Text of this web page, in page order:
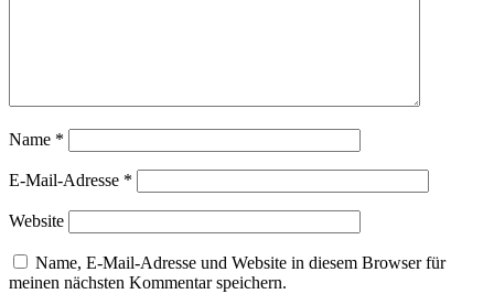
Name *
E-Mail-Adresse *
Website
Name, E-Mail-Adresse und Website in diesem Browser für
meinen nächsten Kommentar speichern.